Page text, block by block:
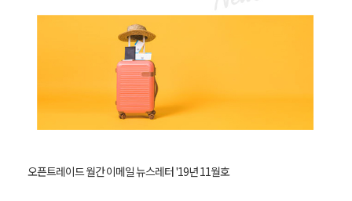
오픈트레이드 월간 이메일 뉴스레터 '19년 11월호